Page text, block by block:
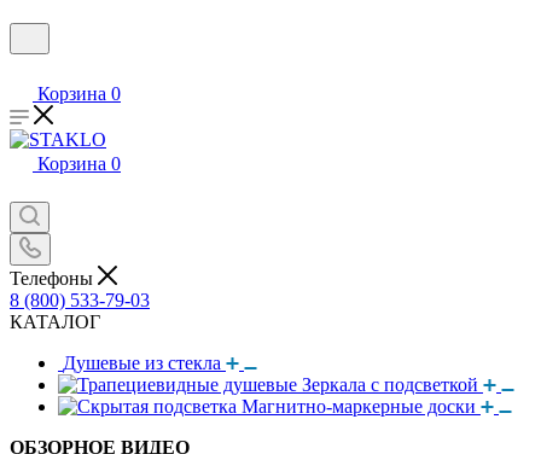
Корзина 0
Корзина 0
Телефоны
8 (800) 533-79-03
КАТАЛОГ
Душевые из стекла
Зеркала с подсветкой
Магнитно-маркерные доски
ОБЗОРНОЕ ВИДЕО